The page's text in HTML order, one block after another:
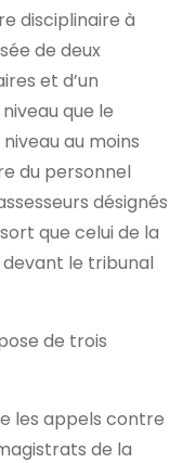
disciplinaire à
de deux
et d’un
que le
au moins
du personnel
désignés
que celui de la
le tribunal
de trois
les appels contre
de la